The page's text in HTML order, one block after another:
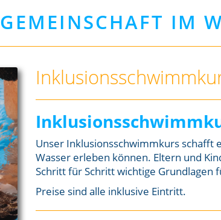
GEMEINSCHAFT IM
Unser Inklusionsschwimmkurs schafft
Wasser erleben können. Eltern und
Schritt für Schritt wichtige Grundlagen
Preise sind alle inklusive Eintritt.